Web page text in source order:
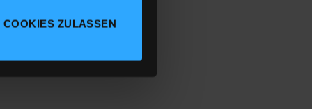
COOKIES ZULASSEN